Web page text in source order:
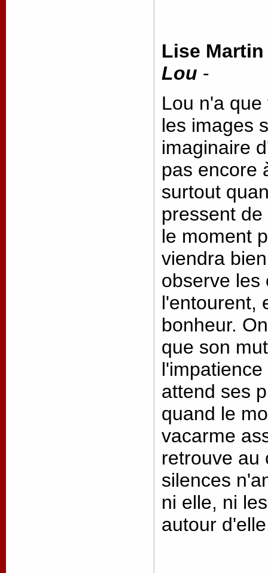
Lise
Lou -
Lou n'a
les images
imaginaire
pas encore
surtout
pressent
le moment
viendra
observe les
l'entourent,
bonheur.
que son
attend ses
quand le
vacarme
retrouve au
silences
ni elle, ni
autour